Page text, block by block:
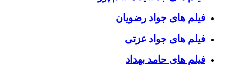
فیلم های جواد رضویان
فیلم های جواد عزتی
فیلم های حامد بهداد